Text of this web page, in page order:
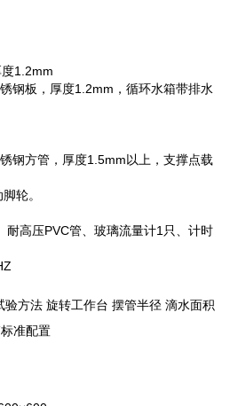
1.2mm
钢板，厚度1.2mm，循环水箱带排水
钢方管，厚度1.5mm以上，支撑点载
轮。
耐高压PVC管、玻璃流量计1只、计时
方法 旋转工作台 摆管半径 滴水面积
准配置